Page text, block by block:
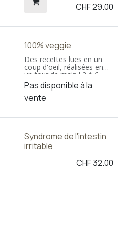
CHF29.00
100% veggie
Des recettes lues en un
coup d'oeil, réalisées en
un tour de main ! 2 à 6
ingrédients max ; Une
recette courte, claire et
précise ; Une belle photo
bon, Super rapide, Sans
Pas disponible à la
vente
Syndrome de l'intestin
irritable
CHF32.00